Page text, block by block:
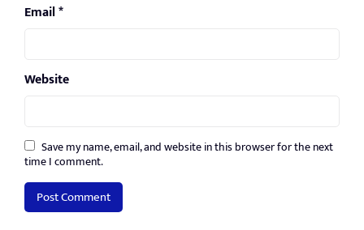
Email*
Website
Save my name, email, and website in this browser for the next
time I comment.